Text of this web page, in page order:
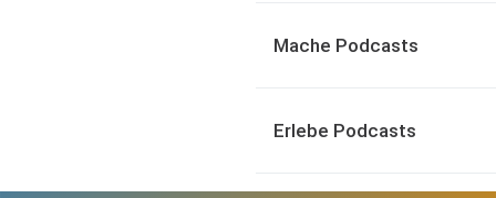
Mache Podcasts
Erlebe Podcasts